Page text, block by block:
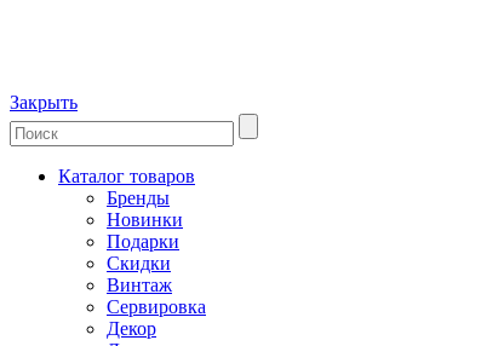
Закрыть
Каталог товаров
Бренды
Новинки
Подарки
Скидки
Винтаж
Сервировка
Декор